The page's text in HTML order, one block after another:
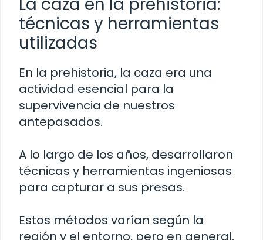
técnicas y herramientas
utilizadas
En la prehistoria, la caza era una
actividad esencial para la
supervivencia de nuestros
antepasados.
A lo largo de los años, desarrollaron
técnicas y herramientas ingeniosas
para capturar a sus presas.
Estos métodos varían según la
región y el entorno, pero en general,